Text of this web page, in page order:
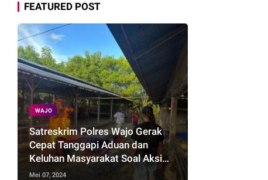
FEATURED POST
WAJO
Satreskrim Polres Wajo Gerak
Cepat Tanggapi Aduan dan
Keluhan Masyarakat Soal Aksi
Perjudian
Mei 07, 2024